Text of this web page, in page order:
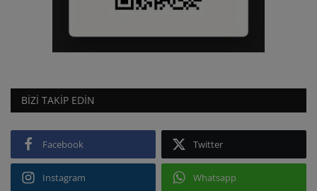
BIZI TAKIP EDIN
Facebook Twitter
Instagram Whatsapp